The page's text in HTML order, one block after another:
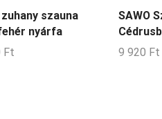
zuhany szauna
nyárfa
Ft
SAWO
9 920 Ft